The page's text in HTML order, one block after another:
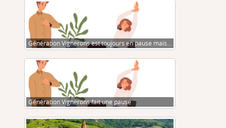
Génération Vignerons est toujours en pause mais…
Génération Vignerons fait une pause